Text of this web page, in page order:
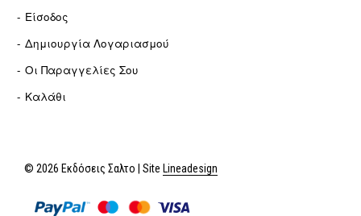
Είσοδος
Δημιουργία Λογαριασμού
Οι Παραγγελίες Σου
Καλάθι
© 2026 Εκδόσεις Σαλτο | Site Lineadesign